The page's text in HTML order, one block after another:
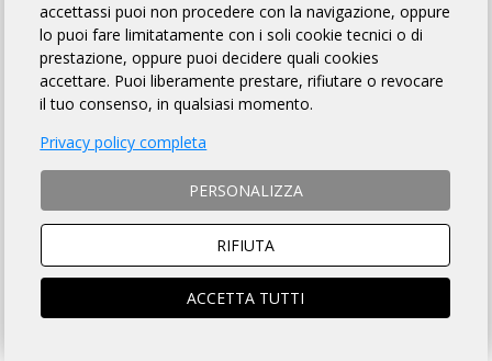
INFORMAZIONI REGOLAMENTO
PUNTI DI CONTROLLO
ROADBOOK
MAPPA LINK UTILI FOTO GALLERY
DISTANZA
108 km 900 metri
DOVE
accettassi puoi non procedere con la navigazione, oppure
lo puoi fare limitatamente con i soli cookie tecnici o di
prestazione, oppure puoi decidere quali cookies
accettare. Puoi liberamente prestare, rifiutare o revocare
il tuo consenso, in qualsiasi momento.
Privacy policy completa
PERSONALIZZA
RIFIUTA
ACCETTA TUTTI